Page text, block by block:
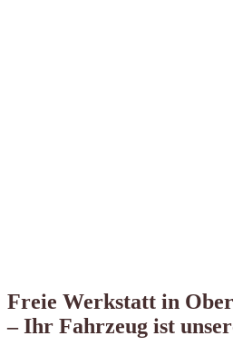
Freie Werkstatt in
– Ihr Fahrzeug ist